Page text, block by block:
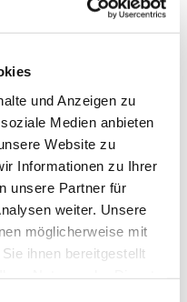
und Anzeigen zu
Medien anbieten
Website zu
Informationen zu Ihrer
unsere Partner für
weiter. Unsere
möglicherweise mit
ihnen bereitgestellt
ab 12 Jahren.
vor.
Ukulelencrashkurs
für alle Jugendlichen
Herkunft